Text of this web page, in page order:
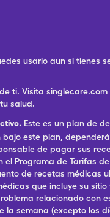
usarlo aun si tienes
ti. Visita
salud.
Este es un plan de
este plan,
de pagar sus
Programa de Tarifas
de recetas médicas
que incluye su
relacionado con
semana (excepto los